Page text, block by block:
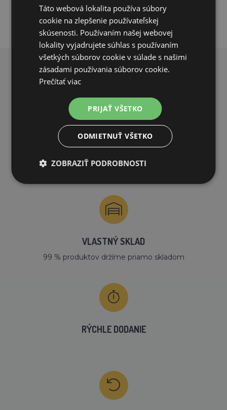
PREČO NAKUPOVAŤ U NÁS?
na všetky objednávky od 200€ vrátane DPH.
VLASTNÝ SKLAD
99 % produktov držíme priamo skladom
RÝCHLE DODANIE
Táto webová lokalita používa súbory
cookie na zlepšenie používateľskej
skúsenosti. Používaním našej webovej
lokality vyjadrujete súhlas s používaním
všetkých súborov cookie v súlade s našimi
zásadami používania súborov cookie.
Prečítať viac
PRIJAŤ VŠETKO
ODMIETNUŤ VŠETKO
ZOBRAZIŤ PODROBNOSTI